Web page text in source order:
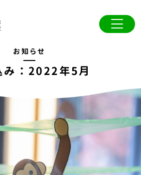
お知らせ
み：2022年5月